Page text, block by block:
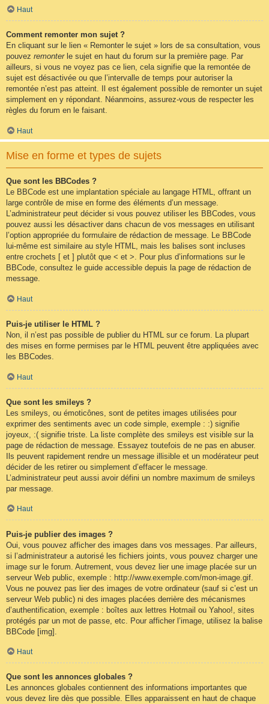
Haut
Comment remonter mon sujet ?
En cliquant sur le lien « Remonter le sujet » lors de sa consultation, vous
pouvez remonterle sujet en haut du forum sur la première page. Par
ailleurs, si vous ne voyez pas ce lien, cela signifie que la remontée de
sujet est désactivée ou que l’intervalle de temps pour autoriser la
remontée n’est pas atteint. Il est également possible de remonter un sujet
simplement en y répondant. Néanmoins, assurez-vous de respecter les
règles du forum en le faisant.
Haut
Mise en forme et types de sujets
Que sont les BBCodes ?
Le BBCode est une implantation spéciale au langage HTML, offrant un
large contrôle de mise en forme des éléments d’un message.
L’administrateur peut décider si vous pouvez utiliser les BBCodes, vous
pouvez aussi les désactiver dans chacun de vos messages en utilisant
l’option appropriée du formulaire de rédaction de message. Le BBCode
lui-même est similaire au style HTML, mais les balises sont incluses
entre crochets [ et ] plutôt que < et >. Pour plus d’informations sur le
BBCode, consultez le guide accessible depuis la page de rédaction de
message.
Haut
Puis-je utiliser le HTML ?
Non, il n’est pas possible de publier du HTML sur ce forum. La plupart
des mises en forme permises par le HTML peuvent être appliquées avec
les BBCodes.
Haut
Que sont les smileys ?
Les smileys, ou émoticônes, sont de petites images utilisées pour
exprimer des sentiments avec un code simple, exemple : :) signifie
joyeux, :( signifie triste. La liste complète des smileys est visible sur la
page de rédaction de message. Essayez toutefois de ne pas en abuser.
Ils peuvent rapidement rendre un message illisible et un modérateur peut
décider de les retirer ou simplement d’effacer le message.
L’administrateur peut aussi avoir défini un nombre maximum de smileys
par message.
Haut
Puis-je publier des images ?
Oui, vous pouvez afficher des images dans vos messages. Par ailleurs,
si l’administrateur a autorisé les fichiers joints, vous pouvez charger une
image sur le forum. Autrement, vous devez lier une image placée sur un
serveur Web public, exemple : http://www.exemple.com/mon-image.gif.
Vous ne pouvez pas lier des images de votre ordinateur (sauf si c’est un
serveur Web public) ni des images placées derrière des mécanismes
d’authentification, exemple : boîtes aux lettres Hotmail ou Yahoo!, sites
protégés par un mot de passe, etc. Pour afficher l’image, utilisez la balise
BBCode [img].
Haut
Que sont les annonces globales ?
Les annonces globales contiennent des informations importantes que
vous devez lire dès que possible. Elles apparaissent en haut de chaque